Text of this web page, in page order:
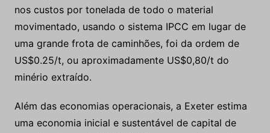
nos custos por tonelada de todo o material
movimentado, usando o sistema IPCC em lugar de
uma grande frota de caminhões, foi da ordem de
US$0.25/t, ou aproximadamente US$0,80/t do
minério extraído.
Além das economias operacionais, a Exeter estima
uma economia inicial e sustentável de capital de